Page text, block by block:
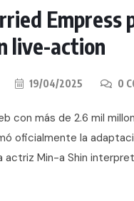
Empress
live-action
19/04/2025 0
con más de 2.6 mil
oficialmente la
actriz Min-a Shin